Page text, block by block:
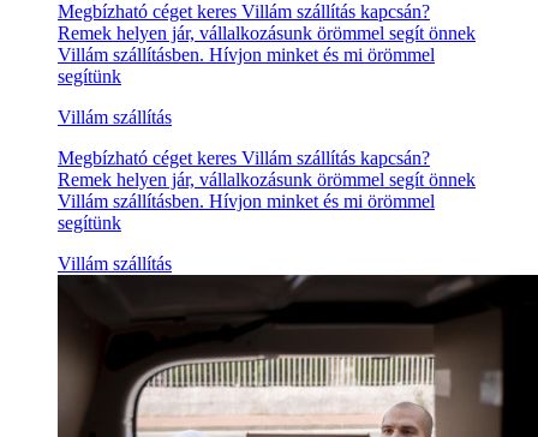
Megbízható céget keres Villám szállítás kapcsán?
Remek helyen jár, vállalkozásunk örömmel segít önnek
Villám szállításben. Hívjon minket és mi örömmel
segítünk
Villám szállítás
Megbízható céget keres Villám szállítás kapcsán?
Remek helyen jár, vállalkozásunk örömmel segít önnek
Villám szállításben. Hívjon minket és mi örömmel
segítünk
Villám szállítás